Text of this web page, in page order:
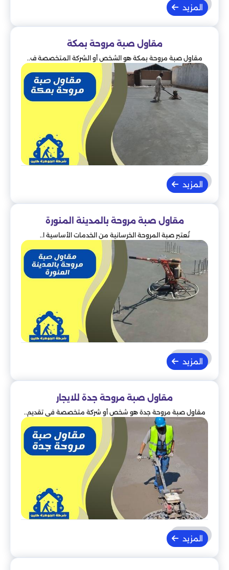
المزيد
مقاول صبة مروحة بمكة
مقاول صبة مروحة بمكة هو الشخص أو الشركة المتخصصة ف..
المزيد
مقاول صبة مروحة بالمدينة المنورة
تُعتبر صبة المروحة الخرسانية من الخدمات الأساسية ا..
المزيد
مقاول صبة مروحة جدة للايجار
مقاول صبة مروحة جدة هو شخص أو شركة متخصصة في تقديم..
المزيد